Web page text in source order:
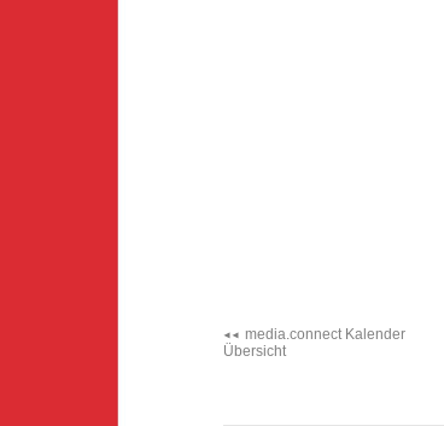
media.connect Kalender
Übersicht